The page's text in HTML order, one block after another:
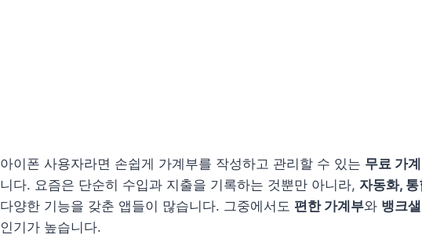
아이폰 사용자라면 손쉽게 가계부를 작성하고 관리할 수 있는 무료 가
니다. 요즘은 단순히 수입과 지출을 기록하는 것뿐만 아니라, 자동화,
다양한 기능을 갖춘 앱들이 많습니다. 그중에서도 편한 가계부와 뱅크
인기가 높습니다.